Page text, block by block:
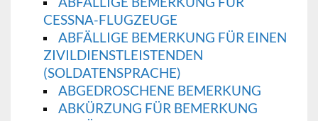
CESSNA-FLUGZEUGE
ABFÄLLIGE BEMERKUNG FÜR EINEN
ZIVILDIENSTLEISTENDEN
(SOLDATENSPRACHE)
ABGEDROSCHENE BEMERKUNG
ABKÜRZUNG FÜR BEMERKUNG